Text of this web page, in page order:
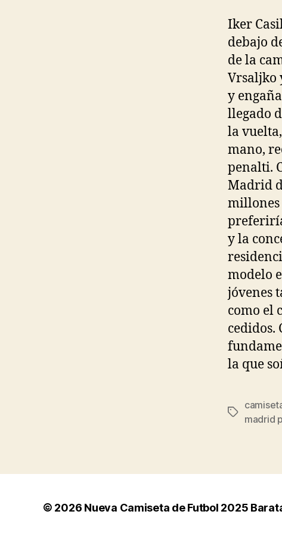
Iker
debajo
de la
Vrsaljko
y
llegado
la
mano,
penalti.
Madrid
millones
y la
modelo
jóvenes
como el
cedidos.
la que
Etiquetas
madrid
© 2026 Nueva Camiseta de Futbol 2025